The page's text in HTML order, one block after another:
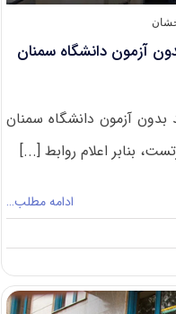
آزمون دانشگاه سمنان
بدون آزمون دانشگاه سمنان
ادامه مطلب…